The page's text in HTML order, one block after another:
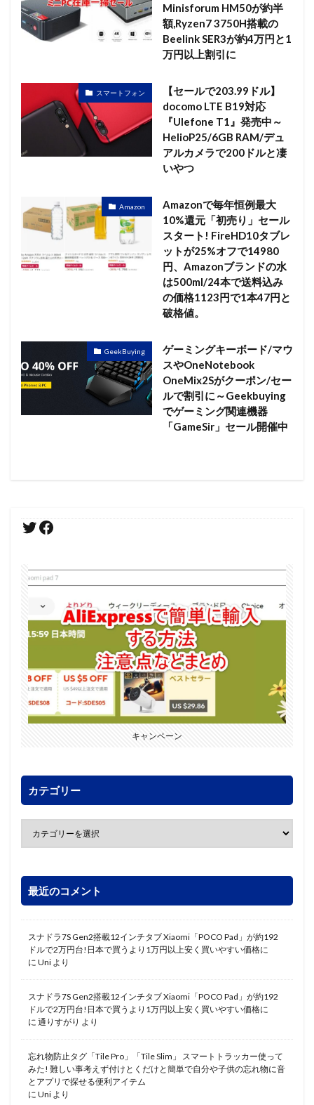
Minisforum HM50が約半
額,Ryzen7 3750H搭載の
Beelink SER3が約4万円と1
万円以上割引に
スマートフォン
【セールで203.99ドル】
docomo LTE B19対応
『Ulefone T1』発売中～
HelioP25/6GB RAM/デュ
アルカメラで200ドルと凄
いやつ
Amazon
Amazonで毎年恒例最大
10%還元「初売り」セール
スタート! FireHD10タブレ
ットが25%オフで14980
円、Amazonブランドの水
は500ml/24本で送料込み
の価格1123円で1本47円と
破格値。
GeekBuying
ゲーミングキーボード/マウ
スやOneNotebook
OneMix2Sがクーポン/セー
ルで割引に～Geekbuying
でゲーミング関連機器
「GameSir」セール開催中
キャンペーン
カテゴリー
最近のコメント
スナドラ7S Gen2搭載12インチタブ Xiaomi「POCO Pad」が約192
ドルで2万円台!日本で買うより1万円以上安く買いやすい価格に
に Uni より
スナドラ7S Gen2搭載12インチタブ Xiaomi「POCO Pad」が約192
ドルで2万円台!日本で買うより1万円以上安く買いやすい価格に
に 通りすがり より
忘れ物防止タグ「Tile Pro」「Tile Slim」 スマートトラッカー使って
みた! 難しい事考えず付けとくだけと簡単で自分や子供の忘れ物に音
とアプリで探せる便利アイテム
に Uni より